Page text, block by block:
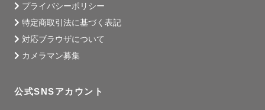
プライバシーポリシー
特定商取引法に基づく表記
対応ブラウザについて
カメラマン募集
公式SNSアカウント